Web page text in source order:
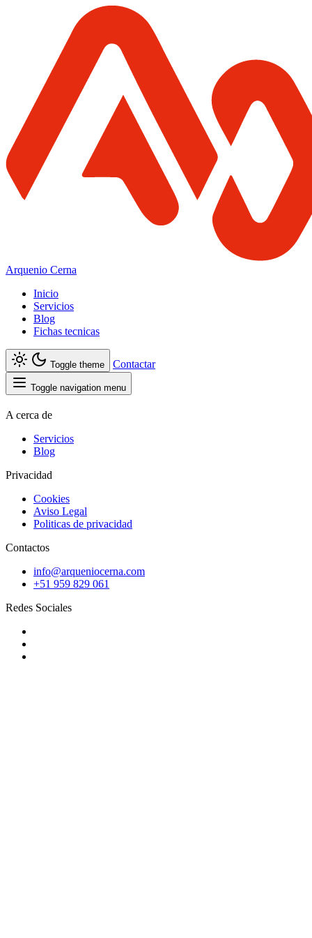
Arquenio Cerna
Inicio
Servicios
Blog
Fichas tecnicas
Toggle theme Contactar
Toggle navigation menu
A cerca de
Servicios
Blog
Privacidad
Cookies
Aviso Legal
Politicas de privacidad
Contactos
info@arqueniocerna.com
+51 959 829 061
Redes Sociales